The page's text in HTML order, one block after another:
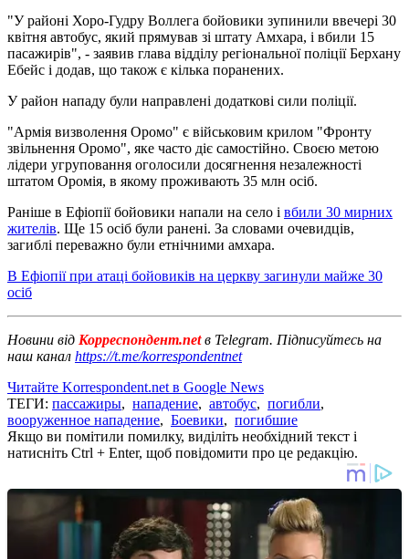
"У районі Хоро-Гудру Воллега бойовики зупинили ввечері 30
квітня автобус, який прямував зі штату Амхара, і вбили 15
пасажирів", - заявив глава відділу регіональної поліції Берхану
Ебейс і додав, що також є кілька поранених.
У район нападу були направлені додаткові сили поліції.
"Армія визволення Оромо" є військовим крилом "Фронту
звільнення Оромо", яке часто діє самостійно. Своєю метою
лідери угруповання оголосили досягнення незалежності
штатом Оромія, в якому проживають 35 млн осіб.
Раніше в Ефіопії бойовики напали на село і вбили 30 мирних
жителів. Ще 15 осіб були ранені. За словами очевидців,
загиблі переважно були етнічними амхара.
В Ефіопії при атаці бойовиків на церкву загинули майже 30
осіб
Новини від Корреспондент.netв Telegram. Підписуйтесь на
наш канал https://t.me/korrespondentnet
Читайте Korrespondent.net в Google News
ТЕГИ: пассажиры, нападение, автобус, погибли,
вооруженное нападение, Боевики, погибшие
Якщо ви помітили помилку, виділіть необхідний текст і
натисніть Ctrl + Enter, щоб повідомити про це редакцію.